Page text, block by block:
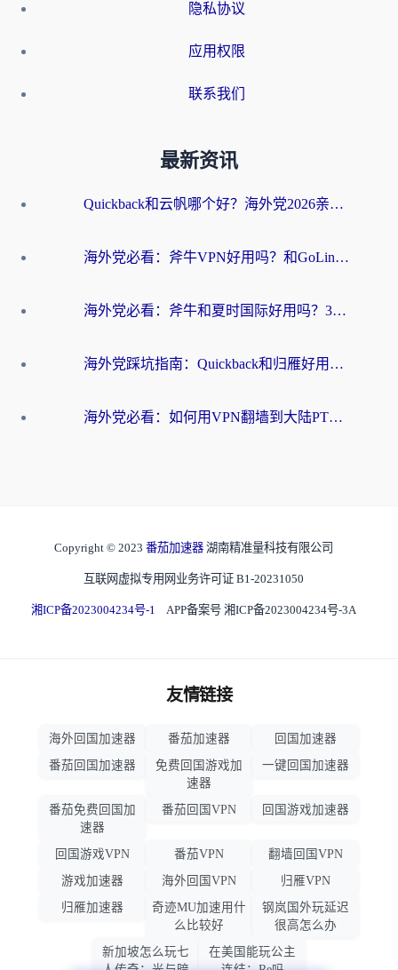
隐私协议
应用权限
联系我们
最新资讯
Quickback和云帆哪个好？海外党2026亲测指南：选对加速器大陆工具，无缝刷国内剧玩国服
海外党必看：斧牛VPN好用吗？和GoLinkVPN对比哪个回国效果更好？
海外党必看：斧牛和夏时国际好用吗？3步选对回国加速器，无缝刷国内资源
海外党踩坑指南：Quickback和归雁好用吗？选对加速器才能无缝刷国内资源
海外党必看：如何用VPN翻墙到大陆PTT？一篇解决你所有回国加速痛点
Copyright © 2023 番茄加速器 湖南精准量科技有限公司
互联网虚拟专用网业务许可证 B1-20231050
湘ICP备2023004234号-1 APP备案号 湘ICP备2023004234号-3A
友情链接
海外回国加速器 番茄加速器
回国加速器
番茄回国加速器
免费回国游戏加
速器
一键回国加速器
番茄免费回国加
速器
番茄回国VPN 回国游戏加速器
回国游戏VPN 番茄VPN
翻墙回国VPN
游戏加速器
海外回国VPN
归雁VPN
归雁加速器
奇迹MU加速用什
么比较好
钢岚国外玩延迟
很高怎么办
新加坡怎么玩七
在美国能玩公主